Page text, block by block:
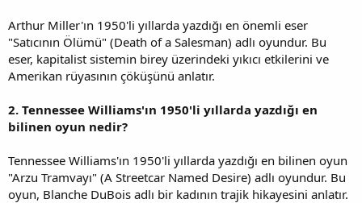
Arthur Miller'ın 1950'li yıllarda yazdığı en önemli eser
"Satıcının Ölümü" (Death of a Salesman) adlı oyundur. Bu
eser, kapitalist sistemin birey üzerindeki yıkıcı etkilerini ve
Amerikan rüyasının çöküşünü anlatır.
2. Tennessee Williams'ın 1950'li yıllarda yazdığı en
bilinen oyun nedir?
Tennessee Williams'ın 1950'li yıllarda yazdığı en bilinen oyun
"Arzu Tramvayı" (A Streetcar Named Desire) adlı oyundur. Bu
oyun, Blanche DuBois adlı bir kadının trajik hikayesini anlatır.